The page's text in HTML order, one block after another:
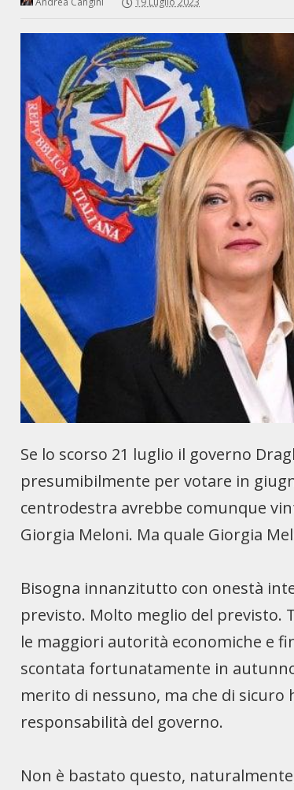
Se lo scorso 21 luglio il governo
presumibilmente per votare in
centrodestra avrebbe comunque
Giorgia Meloni. Ma quale Giorgia
Bisogna innanzitutto con onestà
previsto. Molto meglio del previsto.
le maggiori autorità economiche e
scontata fortunatamente in
merito di nessuno, ma che di
responsabilità del governo.
Non è bastato questo,